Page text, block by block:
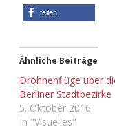
teilen
Ähnliche Beiträge
Drohnenflüge über
Berliner Stadtbezirke
5. Oktober 2016
In "Visuelles"